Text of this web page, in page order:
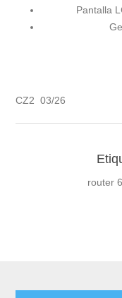
Pantalla
CZ2 03/26
router